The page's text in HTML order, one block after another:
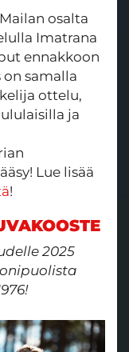
osalta
Imatrana
ennakkoon
on samalla
ottelu,
ja
Lue lisää
!
2025